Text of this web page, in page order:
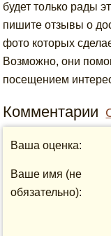
будет только рады
пишите отзывы о
фото которых
Возможно, они
посещением
Комментарии
Ваша оценка:
Ваше имя (не
обязательно):